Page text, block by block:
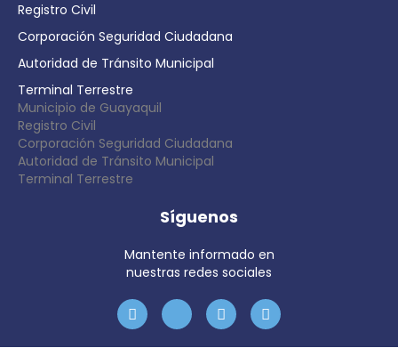
Registro Civil
Corporación Seguridad Ciudadana
Autoridad de Tránsito Municipal
Terminal Terrestre
Municipio de Guayaquil
Registro Civil
Corporación Seguridad Ciudadana
Autoridad de Tránsito Municipal
Terminal Terrestre
Síguenos
Mantente informado en
nuestras redes sociales